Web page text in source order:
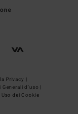
Privacy |
d’uso |
Uso dei Cookie